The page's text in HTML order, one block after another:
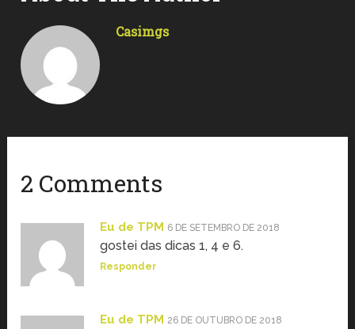
Casimgs
2 Comments
Eu de TPM 6 DE SETEMBRO DE 2018
gostei das dicas 1, 4 e 6.
Responder
Eu de TPM 26 DE OUTUBRO DE 2018